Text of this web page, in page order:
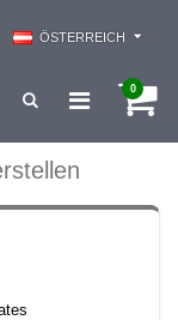
ÖSTERREICH
0